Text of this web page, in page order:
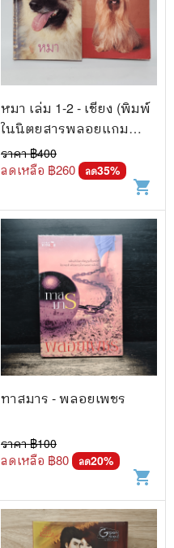
หมา เล่ม 1-2 - เชียง (พิมพ์
ในนิตยสารพลอยแกม
เพชร)
ราคา ฿400
ลดเหลือ ฿260 ลด35%
shopping_cart
ทาสมาร - พลอยเพชร
ราคา ฿100
ลดเหลือ ฿80 ลด20%
shopping_cart